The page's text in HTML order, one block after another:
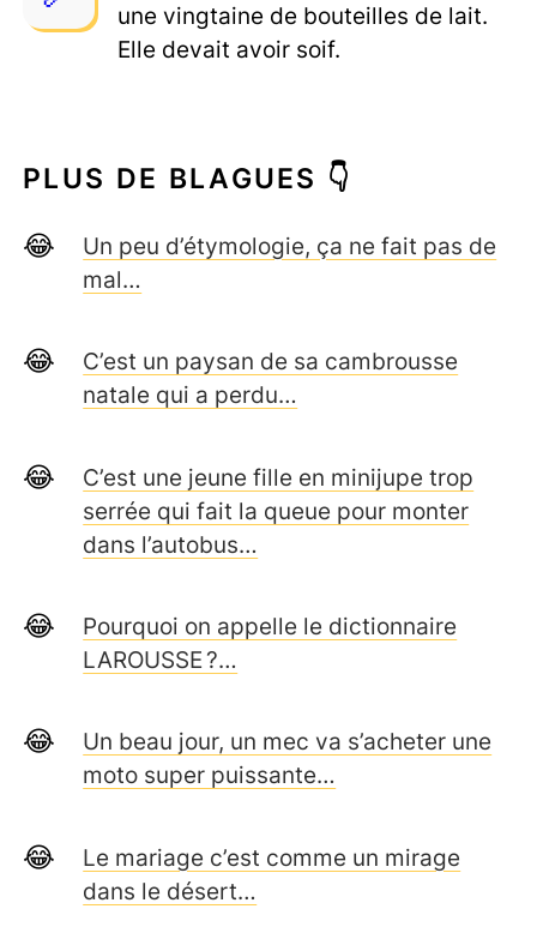
une vingtaine de bouteilles de lait.
Elle devait avoir soif.
PLUS DE BLAGUES 👇
Un peu d’étymologie, ça ne fait pas de
mal…
C’est un paysan de sa cambrousse
natale qui a perdu…
C’est une jeune fille en minijupe trop
serrée qui fait la queue pour monter
dans l’autobus…
Pourquoi on appelle le dictionnaire
LAROUSSE ?…
Un beau jour, un mec va s’acheter une
moto super puissante…
Le mariage c’est comme un mirage
dans le désert…